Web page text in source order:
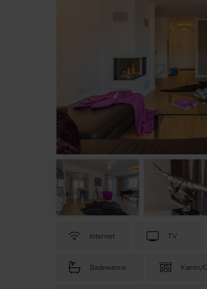
Internet TV
Badewanne Kamin/